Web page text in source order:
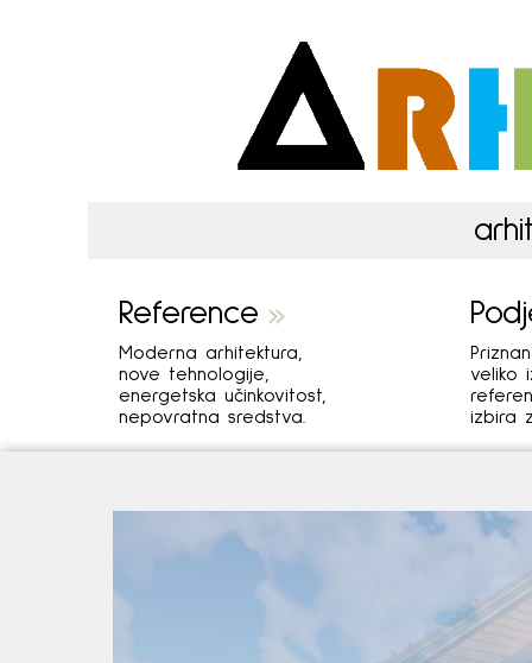
Reference
Moderna arhitektura,
nove tehnologije,
energetska učinkovitost,
nepovratna sredstva.
veliko
izbira